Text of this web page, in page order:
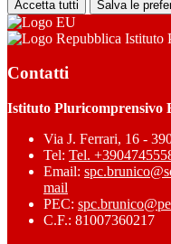
Accetta tutti Salva le
Istituto
Contatti
Istituto Pluricomprensivo
Via J. Ferrari, 16 -
Tel: Tel.
Email:
mail
PEC:
C.F.: 81007360217